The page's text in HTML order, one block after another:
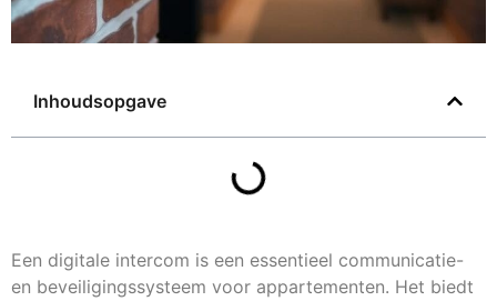
Inhoudsopgave
Een digitale intercom is een essentieel communicatie-
en beveiligingssysteem voor appartementen. Het biedt